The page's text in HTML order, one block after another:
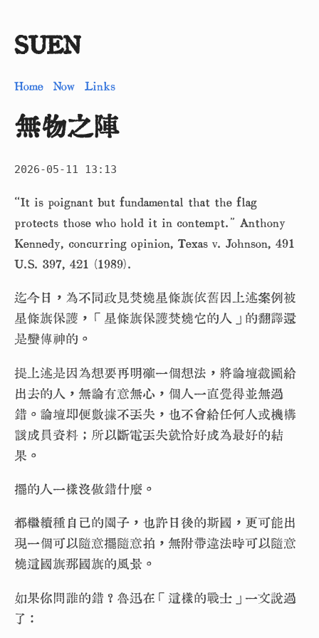
SUEN
Home Now Links
無物之陣
2026-05-11 13:13
“It is poignant but fundamental that the flag
protects those who hold it in contempt.” Anthony
Kennedy, concurring opinion, Texas v. Johnson, 491
U.S. 397, 421 (1989).
迄今日，為不同政見焚燒星條旗依舊因上述案例被
星條旗保護，「星條旗保護焚燒它的人」的翻譯還
是蠻傳神的。
提上述是因為想要再明確一個想法，將論壇截圖給
出去的人，無論有意無心，個人一直覺得並無過
錯。論壇即便數據不丟失，也不會給任何人或機構
該成員資料；所以斷電丟失就恰好成為最好的結
果。
擺的人一樣沒做錯什麼。
都繼續種自己的園子，也許日後的斯國，更可能出
現一個可以隨意擺隨意拍，無附帶違法時可以隨意
燒這國旗那國旗的風景。
如果你問誰的錯？魯迅在「這樣的戰士」一文說過
了：